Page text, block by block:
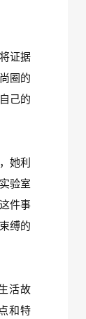
证据
圈的
己的
她利
验室
件事
缚的
活故
和特